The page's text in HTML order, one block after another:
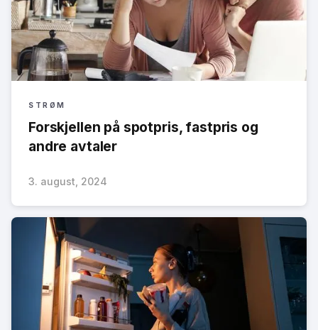
STRØM
Forskjellen på spotpris, fastpris og
andre avtaler
3. august, 2024